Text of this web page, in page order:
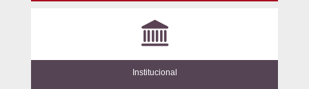
Institucional